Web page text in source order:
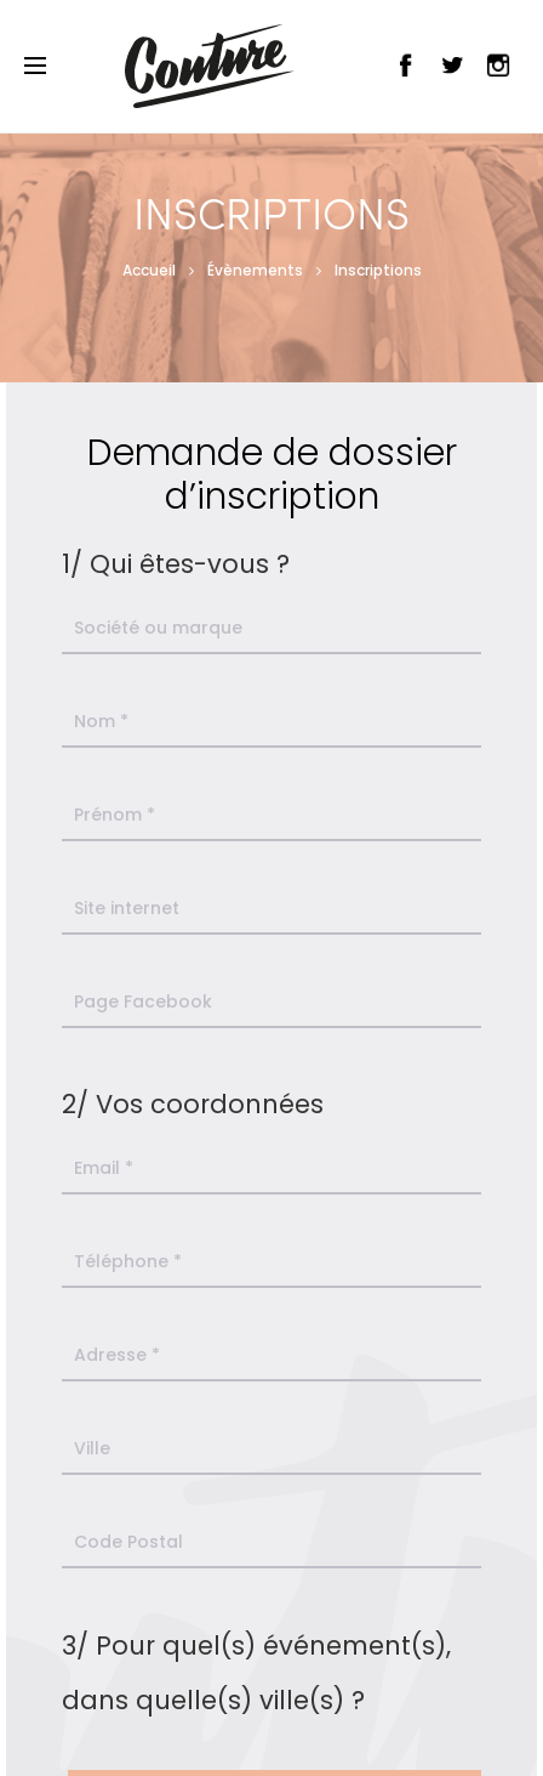
INSCRIPTIONS
Accueil Évènements Inscriptions
Demande de dossier
d’inscription
1/ Qui êtes-vous ?
2/ Vos coordonnées
3/ Pour quel(s) événement(s),
dans quelle(s) ville(s) ?